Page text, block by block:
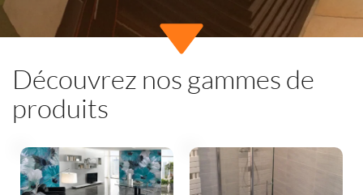
Découvrez nos gammes de
produits